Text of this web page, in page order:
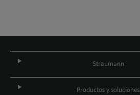
Straumann
Productos y soluciones